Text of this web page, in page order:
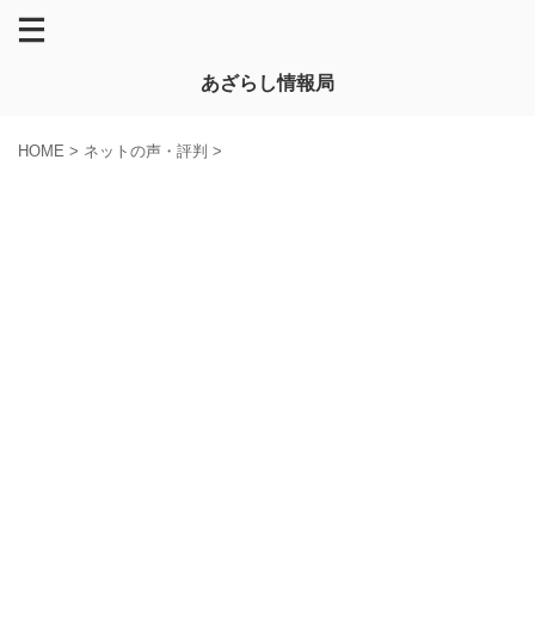
あざらし情報局
HOME > ネットの声・評判 >